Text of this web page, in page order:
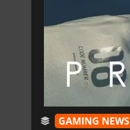
GAMING NEWS